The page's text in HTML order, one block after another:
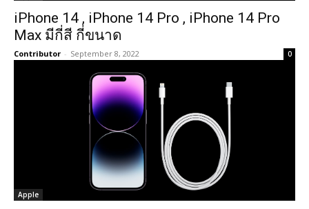
iPhone 14 , iPhone 14 Pro , iPhone 14 Pro
Max มีกี่สี กี่ขนาด
Contributor - September 8, 2022 0
Apple